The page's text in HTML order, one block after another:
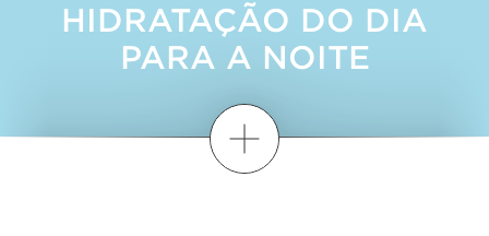
HIDRATAÇÃO DO DIA
PARA A NOITE
CRIE A SUA
Discover more